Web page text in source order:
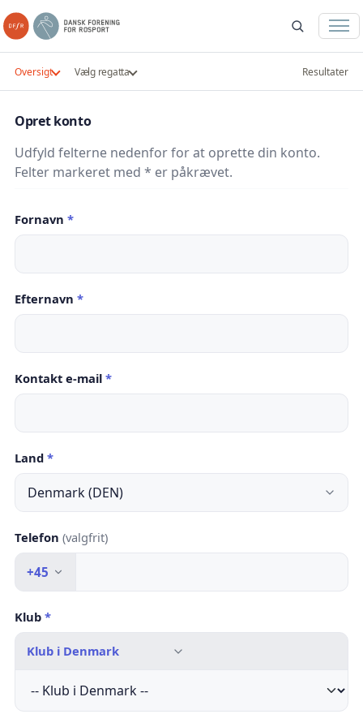
Oversigt Vælg regatta Resultater
Opret konto
Udfyld felterne nedenfor for at oprette din konto.
Felter markeret med * er påkrævet.
Fornavn *
Efternavn *
Kontakt e-mail *
Land *
Telefon (valgfrit)
+45
Klub *